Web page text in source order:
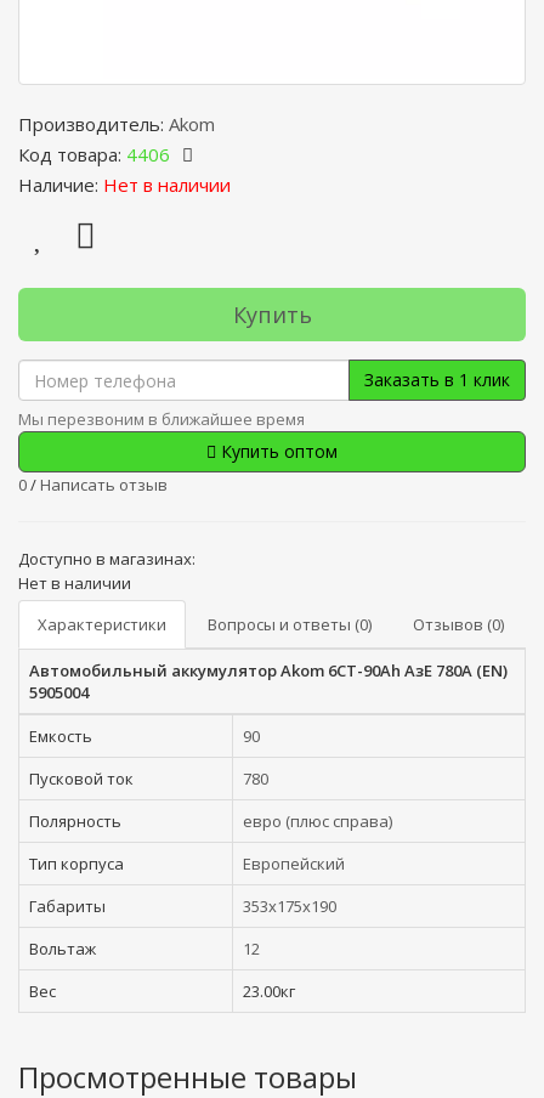
Производитель: Akom
Код товара: 4406
Наличие: Нет в наличии
Купить
Заказать в 1 клик
Мы перезвоним в ближайшее время
Купить оптом
0/ Написать отзыв
Доступно в магазинах:
Нет в наличии
Характеристики
Вопросы и ответы (0) Отзывов (0)
Автомобильный аккумулятор Akom 6СТ-90Ah АзЕ 780A (EN)
5905004
Емкость
90
Пусковой ток
780
Полярность
евро (плюс справа)
Тип корпуса
Европейский
Габариты
353x175x190
Вольтаж
12
Вес
23.00кг
Просмотренные товары